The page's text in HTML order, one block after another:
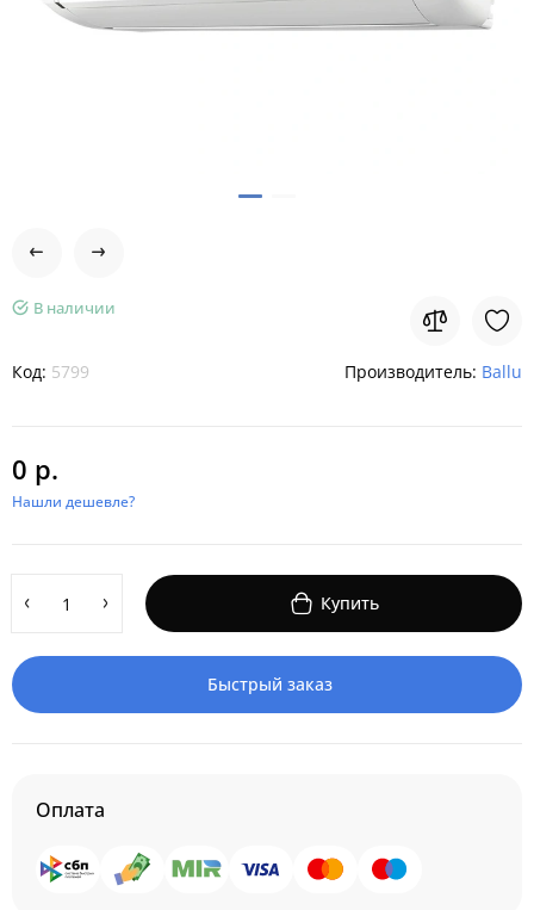
В наличии
Код: 5799 Производитель: Ballu
0 р.
Нашли дешевле?
Купить
Быстрый заказ
Оплата